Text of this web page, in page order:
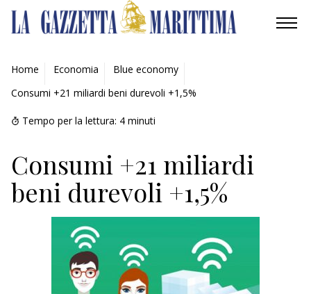
AMBIENTE
MOBILITÀ
INDUSTRIA
RICERCA
ECONOMIA
Home Economia
Blue economy
Consumi +21 miliardi beni durevoli +1,5%
Tempo per la lettura: 4 minuti
Consumi +21 miliardi
beni durevoli +1,5%